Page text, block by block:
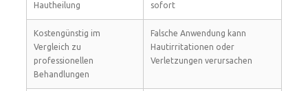
Hautheilung
sofort
Kostengünstig im
Vergleich zu
professionellen
Behandlungen
Falsche Anwendung kann
Hautirritationen oder
Verletzungen verursachen